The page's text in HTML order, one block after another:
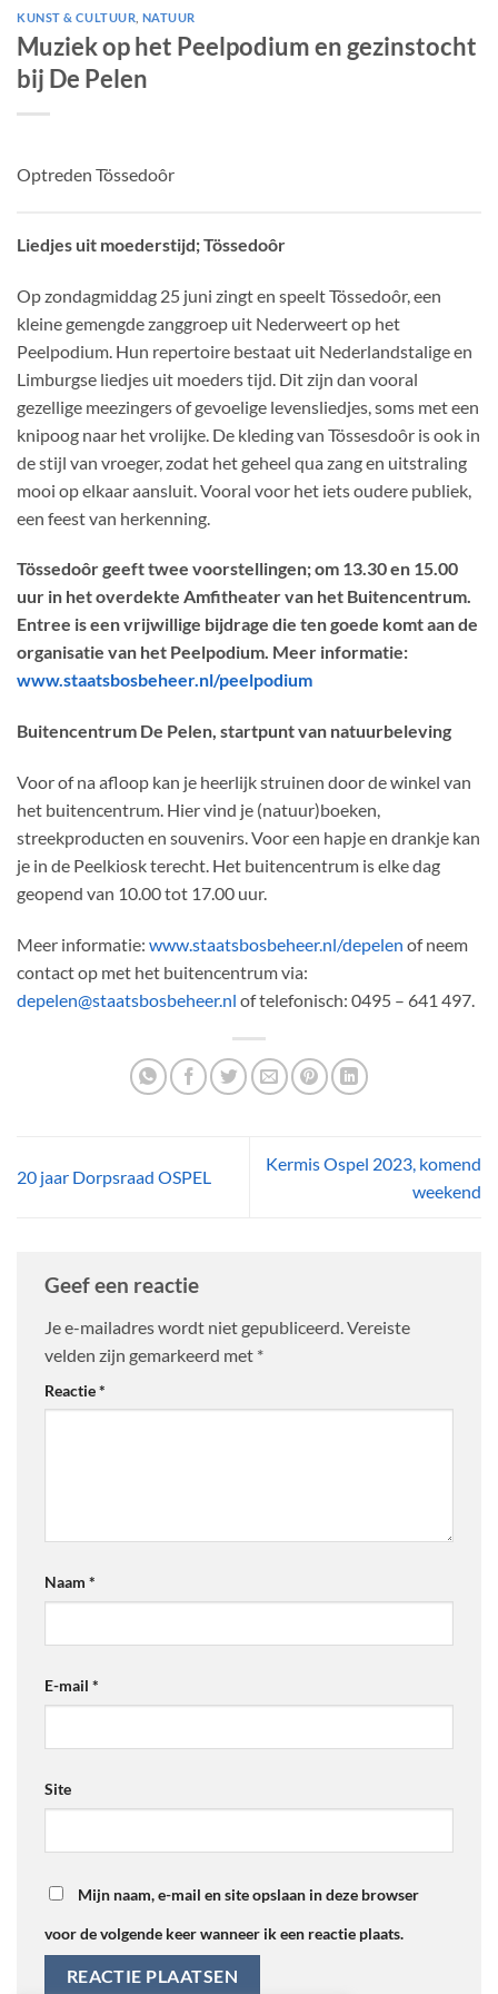
KUNST & CULTUUR NATUUR
Muziek op het Peelpodium en gezinstocht
bij De Pelen
Optreden Tössedoôr
Liedjes uit moederstijd; Tössedoôr
Op zondagmiddag 25 juni zingt en speelt Tössedoôr, een
kleine gemengde zanggroep uit Nederweert op het
Peelpodium. Hun repertoire bestaat uit Nederlandstalige en
Limburgse liedjes uit moeders tijd. Dit zijn dan vooral
gezellige meezingers of gevoelige levensliedjes, soms met een
knipoog naar het vrolijke. De kleding van Tössesdoôr is ook in
de stijl van vroeger, zodat het geheel qua zang en uitstraling
mooi op elkaar aansluit. Vooral voor het iets oudere publiek,
een feest van herkenning.
Tössedoôr geeft twee voorstellingen; om 13.30 en 15.00
uur in het overdekte Amfitheater van het Buitencentrum.
Entree is een vrijwillige bijdrage die ten goede komt aan de
organisatie van het Peelpodium. Meer informatie:
www.staatsbosbeheer.nl/peelpodium
Buitencentrum De Pelen, startpunt van natuurbeleving
Voor of na afloop kan je heerlijk struinen door de winkel van
het buitencentrum. Hier vind je (natuur)boeken,
streekproducten en souvenirs. Voor een hapje en drankje kan
je in de Peelkiosk terecht. Het buitencentrum is elke dag
geopend van 10.00 tot 17.00 uur.
Meer informatie: www.staatsbosbeheer.nl/depelen of neem
contact op met het buitencentrum via:
depelen@staatsbosbeheer.nl of telefonisch: 0495 – 641 497.
20 jaar Dorpsraad OSPEL
Kermis Ospel 2023, komend
weekend
Geef een reactie
Je e-mailadres wordt niet gepubliceerd. Vereiste
velden zijn gemarkeerd met *
Reactie*
Naam *
E-mail *
Site
Mijn naam, e-mail en site opslaan in deze browser
voor de volgende keer wanneer ik een reactie plaats.